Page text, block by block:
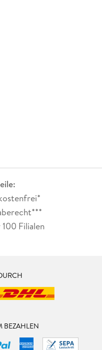
Filialen
BEZAHLEN